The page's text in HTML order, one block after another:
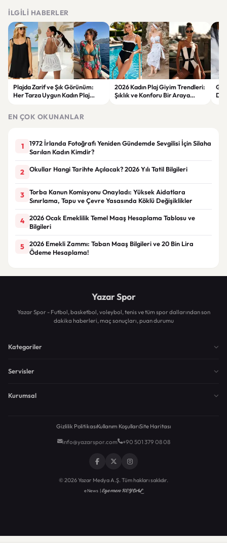
İLGILI HABERLER
Plajda Zarif ve Şık Görünüm:
Her Tarza Uygun Kadın Plaj
2026 Kadın Plaj Giyim Trendleri:
Şıklık ve Konforu Bir Araya
EN ÇOK OKUNANLAR
1
1972 İrlanda Fotoğrafı Yeniden Gündemde Sevgilisi İçin Silaha
Sarılan Kadın Kimdir?
2 Okullar Hangi Tarihte Açılacak? 2026 Yılı Tatil Bilgileri
3
Torba Kanun Komisyonu Onayladı: Yüksek Aidatlara
Sınırlama, Tapu ve Çevre Yasasında Köklü Değişiklikler
4
2026 Ocak Emeklilik Temel Maaş Hesaplama Tablosu ve
Bilgileri
5
2026 Emekli Zammı: Taban Maaş Bilgileri ve 20 Bin Lira
Ödeme Hesaplama!
Yazar Spor
Yazar Spor - Futbol, basketbol, voleybol, tenis ve tüm spor dallarından son
dakika haberleri, maç sonuçları, puan durumu
Kategoriler
Servisler
Kurumsal
Gizlilik PolitikasıKullanım KoşullarıSite Haritası
info@yazarspor.com +90 501 379 08 08
© 2026 Yazar Medya A.Ş. Tüm hakları saklıdır.
eNews |Egemen KEYDAL